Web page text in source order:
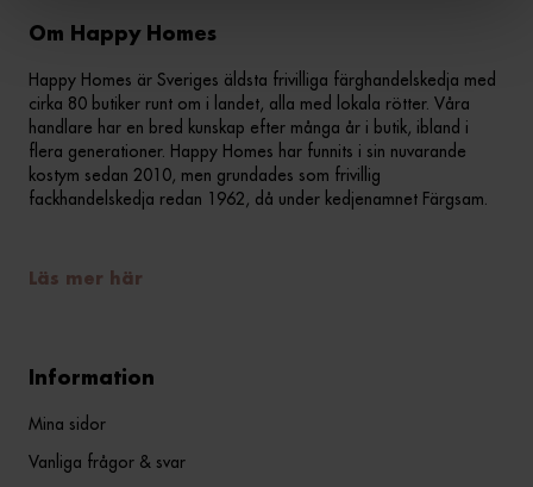
Om Happy Homes
Happy Homes är Sveriges äldsta frivilliga färghandelskedja med
cirka 80 butiker runt om i landet, alla med lokala rötter. Våra
handlare har en bred kunskap efter många år i butik, ibland i
flera generationer. Happy Homes har funnits i sin nuvarande
kostym sedan 2010, men grundades som frivillig
fackhandelskedja redan 1962, då under kedjenamnet Färgsam.
Läs mer här
Information
Mina sidor
Vanliga frågor & svar